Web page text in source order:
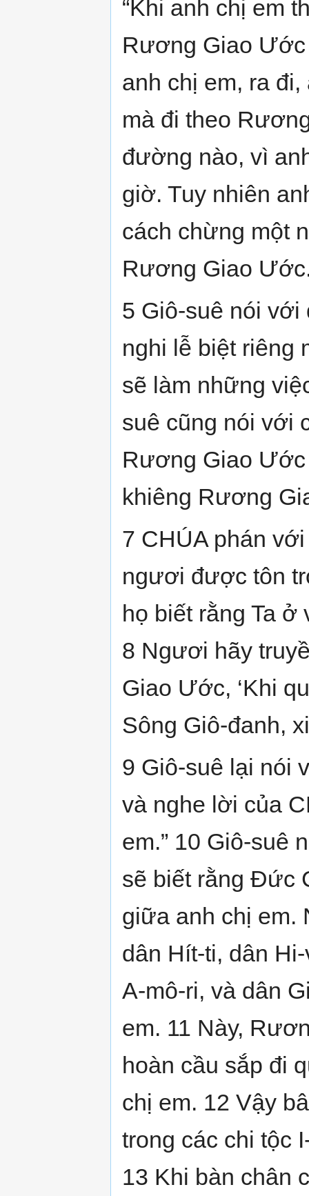
“Khi anh chị em
Rương Giao
anh chị em, ra
mà đi theo
đường nào, vì
giờ. Tuy nhiên
cách chừng một
Rương Giao
5 Giô-suê nói với
nghi lễ biệt riêng
sẽ làm những
suê cũng nói với
Rương Giao Ước
khiêng Rương
7 CHÚA phán
ngươi được tôn
họ biết rằng Ta
8 Ngươi hãy
Giao Ước, ‘Khi
Sông Giô-đanh,
9 Giô-suê lại nói
và nghe lời của
em.” 10 Giô-suê
sẽ biết rằng Ðức
giữa anh chị em.
dân Hít-ti, dân
A-mô-ri, và dân
em. 11 Này,
hoàn cầu sắp đi
chị em. 12 Vậy
trong các chi tộc
13 Khi bàn chân